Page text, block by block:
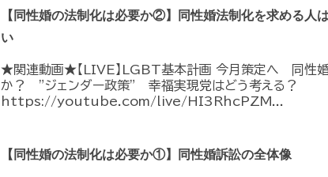
【同性婚の法制化は必要か②】同性婚法制化を求める人
い
★関連動画★【LIVE】LGBT基本計画 今月策定へ 同性
か？ ”ジェンダー政策” 幸福実現党はどう考える？
https://youtube.com/live/HI3RhcPZM...
【同性婚の法制化は必要か①】同性婚訴訟の全体像